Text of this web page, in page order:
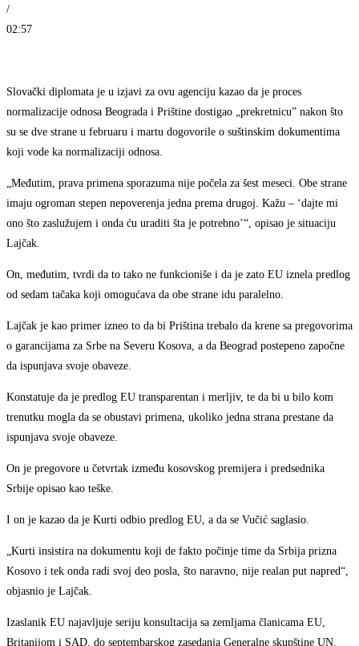
/
02:57
Slovački diplomata je u izjavi za ovu agenciju kazao da je proces
normalizacije odnosa Beograda i Prištine dostigao „prekretnicu” nakon što
su se dve strane u februaru i martu dogovorile o suštinskim dokumentima
koji vode ka normalizaciji odnosa.
„Međutim, prava primena sporazuma nije počela za šest meseci. Obe strane
imaju ogroman stepen nepoverenja jedna prema drugoj. Kažu – ‘dajte mi
ono što zaslužujem i onda ću uraditi šta je potrebno’“, opisao je situaciju
Lajčak.
On, međutim, tvrdi da to tako ne funkcioniše i da je zato EU iznela predlog
od sedam tačaka koji omogućava da obe strane idu paralelno.
Lajčak je kao primer izneo to da bi Priština trebalo da krene sa pregovorima
o garancijama za Srbe na Severu Kosova, a da Beograd postepeno započne
da ispunjava svoje obaveze.
Konstatuje da je predlog EU transparentan i merljiv, te da bi u bilo kom
trenutku mogla da se obustavi primena, ukoliko jedna strana prestane da
ispunjava svoje obaveze.
On je pregovore u četvrtak između kosovskog premijera i predsednika
Srbije opisao kao teške.
I on je kazao da je Kurti odbio predlog EU, a da se Vučić saglasio.
„Kurti insistira na dokumentu koji de fakto počinje time da Srbija prizna
Kosovo i tek onda radi svoj deo posla, što naravno, nije realan put napred“,
objasnio je Lajčak.
Izaslanik EU najavljuje seriju konsultacija sa zemljama članicama EU,
Britanijom i SAD, do septembarskog zasedanja Generalne skupštine UN.